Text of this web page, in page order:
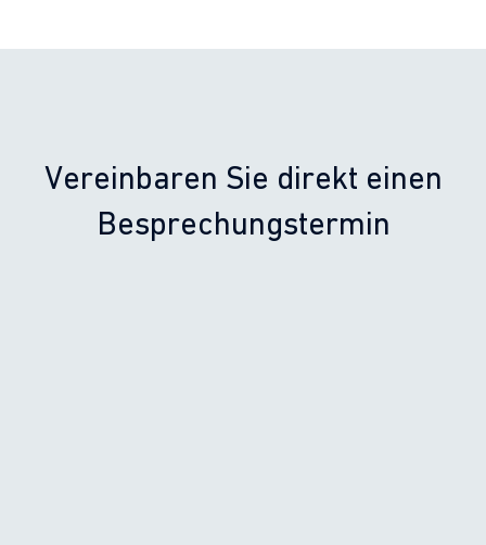
Vereinbaren Sie direkt einen
Besprechungstermin